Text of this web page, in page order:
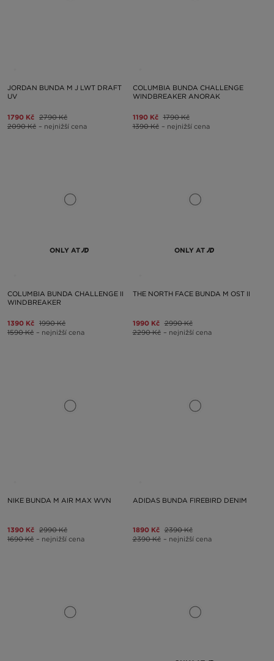
JORDAN BUNDA M J LWT DRAFT
UV
1790 Kč 2790 Kč
2090 Kč – nejnižší cena
COLUMBIA BUNDA CHALLENGE
WINDBREAKER ANORAK
1190 Kč 1790 Kč
1390 Kč – nejnižší cena
ONLY AT
COLUMBIA BUNDA CHALLENGE II
WINDBREAKER
1390 Kč 1990 Kč
1590 Kč – nejnižší cena
ONLY AT
THE NORTH FACE BUNDA M OST II
1990 Kč 2990 Kč
2290 Kč – nejnižší cena
NIKE BUNDA M AIR MAX WVN
1390 Kč 2990 Kč
1690 Kč – nejnižší cena
ADIDAS BUNDA FIREBIRD DENIM
1890 Kč 2390 Kč
2390 Kč – nejnižší cena